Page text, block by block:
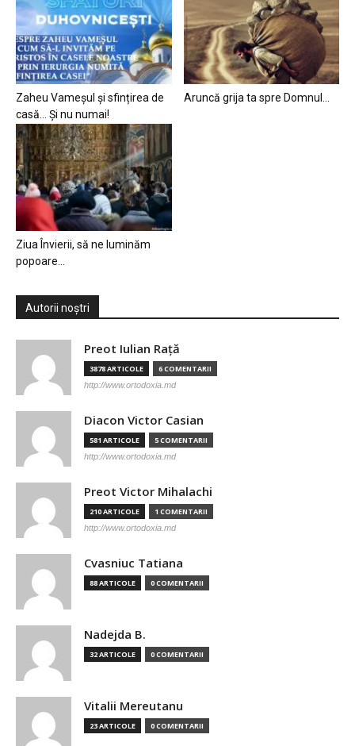
Zaheu Vameșul și sfințirea de
casă… Și nu numai!
Aruncă grija ta spre Domnul…
Ziua Învierii, să ne luminăm
popoare…
Autorii noștri
Preot Iulian Raţă
3878 ARTICOLE 6 COMENTARII
http://www.ortodoxia.md
Diacon Victor Casian
581 ARTICOLE 5 COMENTARII
http://www.ortodoxia.md
Preot Victor Mihalachi
210 ARTICOLE 1 COMENTARII
http://www.ortodoxia.md
Cvasniuc Tatiana
88 ARTICOLE 0 COMENTARII
Nadejda B.
32 ARTICOLE 0 COMENTARII
Vitalii Mereutanu
23 ARTICOLE 0 COMENTARII